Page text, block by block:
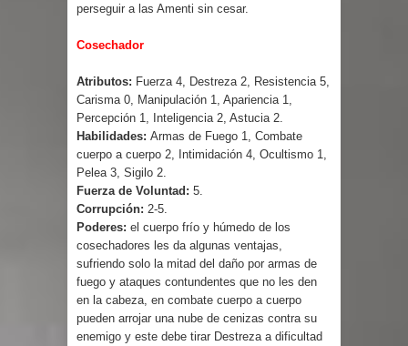
perseguir a las Amenti sin cesar.
Cosechador
Atributos: Fuerza 4, Destreza 2, Resistencia 5,
Carisma 0, Manipulación 1, Apariencia 1,
Percepción 1, Inteligencia 2, Astucia 2.
Habilidades: Armas de Fuego 1, Combate
cuerpo a cuerpo 2, Intimidación 4, Ocultismo 1,
Pelea 3, Sigilo 2.
Fuerza de Voluntad: 5.
Corrupción: 2-5.
Poderes: el cuerpo frío y húmedo de los
cosechadores les da algunas ventajas,
sufriendo solo la mitad del daño por armas de
fuego y ataques contundentes que no les den
en la cabeza, en combate cuerpo a cuerpo
pueden arrojar una nube de cenizas contra su
enemigo y este debe tirar Destreza a dificultad